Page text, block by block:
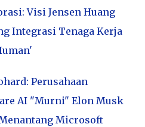
Visi Jensen Huang
Integrasi Tenaga Kerja
Perusahaan
AI "Murni" Elon Musk
Microsoft